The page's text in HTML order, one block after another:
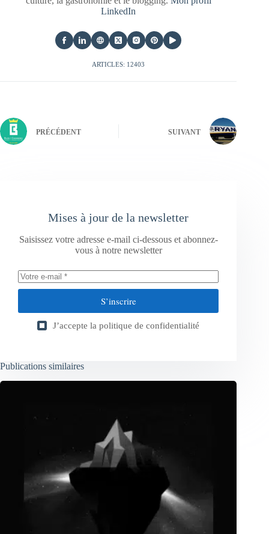
LinkedIn
ARTICLES: 12403
PRÉCÉDENT SUIVANT
Mises à jour de la newsletter
Saisissez votre adresse e-mail ci-dessous et abonnez-
vous à notre newsletter
S’inscrire
J’accepte la politique de confidentialité
Publications similaires